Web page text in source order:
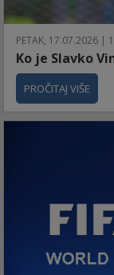
PETAK, 17.07.2026 |
Ko je Slavko
PROČITAJ VIŠE